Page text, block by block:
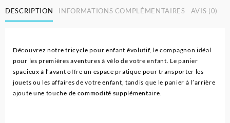
DESCRIPTION INFORMATIONS COMPLÉMENTAIRES AVIS (0)
Découvrez notre tricycle pour enfant évolutif, le compagnon idéal
pour les premières aventures à vélo de votre enfant. Le panier
spacieux à l’avant offre un espace pratique pour transporter les
jouets ou les affaires de votre enfant, tandis que le panier à l’arrière
ajoute une touche de commodité supplémentaire.